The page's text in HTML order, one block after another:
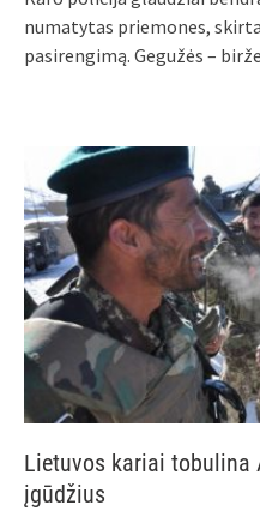
numatytas priemones,
pasirengimą. Gegužės –
Lietuvos kariai tobulina
įgūdžius